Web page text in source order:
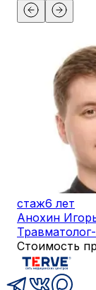
стаж6 лет
Анохин
Стоимость